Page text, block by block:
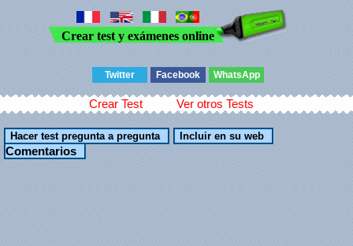
Crear test y exámenes online
Twitter Facebook WhatsApp
Crear Test Ver otros Tests
Comentarios